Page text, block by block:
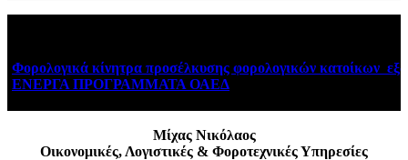
κίνητρα προσέλκυσης φορολογικών κατοίκων
ΠΡΟΓΡΑΜΜΑΤΑ ΟΑΕΔ August 6, 2026
Μίχας Νικόλαος
Οικονομικές, Λογιστικές & Φοροτεχνικές Υπηρεσίες